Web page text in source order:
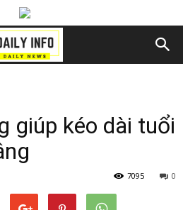
giúp kéo dài tuổi
0
7095